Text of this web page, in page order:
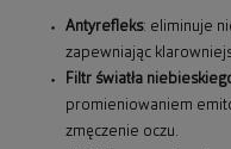
Antyrefleks: eliminuje
zapewniając
Filtr światła
promieniowaniem
zmęczenie oczu.